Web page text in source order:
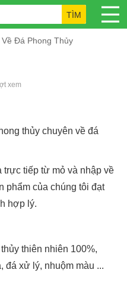
Về Đá Phong Thủy
xem
thủy chuyên về đá
tiếp từ mỏ và nhập về
phẩm của chúng tôi đạt
hợp lý.
thiên nhiên 100%,
đá xử lý, nhuộm màu ...
TÌM